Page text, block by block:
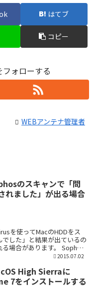
はてブ
コピー
ォローする
WEBアンテナ管理者
のスキャンで「問
れました」が出る場合
を使ってMacのHDDをス
した」と結果が出ているの
場合があります。 Sophos
2015.07.02
High Sierraに
7をインストールする